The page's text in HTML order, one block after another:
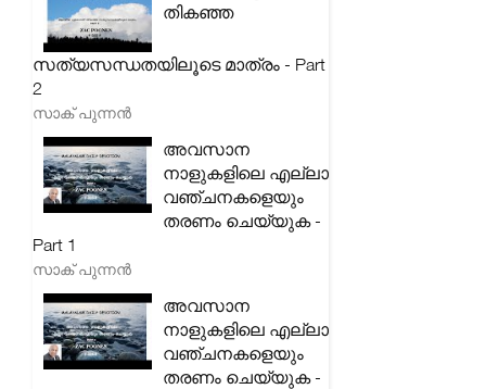
തികഞ്ഞ
സത്യസന്ധതയിലൂടെ മാത്രം - Part
2
സാക് പുന്നൻ
അവസാന
നാളുകളിലെ എല്ലാ
വഞ്ചനകളെയും
തരണം ചെയ്യുക -
Part 1
സാക് പുന്നൻ
അവസാന
നാളുകളിലെ എല്ലാ
വഞ്ചനകളെയും
തരണം ചെയ്യുക -